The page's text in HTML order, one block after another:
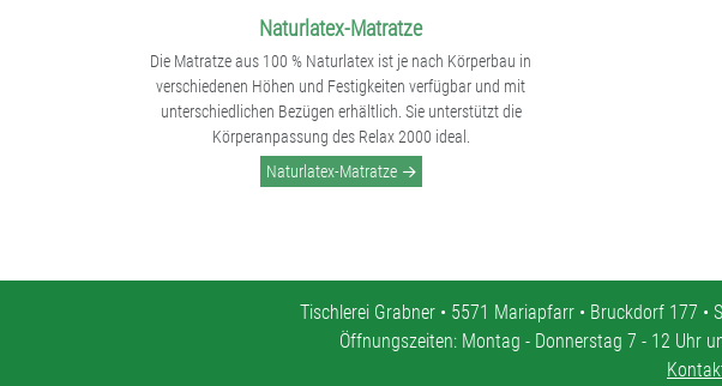
Naturlatex-Matratze
Die Matratze aus 100 % Naturlatex ist je nach Körperbau in
verschiedenen Höhen und Festigkeiten verfügbar und mit
unterschiedlichen Bezügen erhältlich. Sie unterstützt die
Körperanpassung des Relax 2000 ideal.
Naturlatex-Matratze
Tischlerei Grabner • 5571 Mariapfarr • Bruckdorf 177 •
Öffnungszeiten: Montag - Donnerstag 7 - 12 Uhr